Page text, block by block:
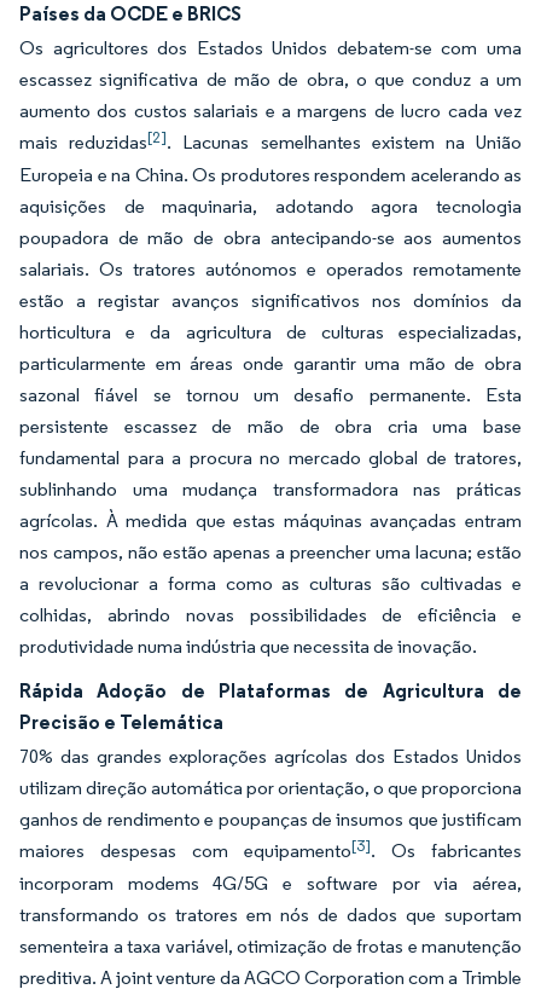
Países da OCDE e BRICS
Os agricultores dos Estados Unidos debatem-se com uma
escassez significativa de mão de obra, o que conduz a um
aumento dos custos salariais e a margens de lucro cada vez
mais reduzidas[2]. Lacunas semelhantes existem na União
Europeia e na China. Os produtores respondem acelerando as
aquisições de maquinaria, adotando agora tecnologia
poupadora de mão de obra antecipando-se aos aumentos
salariais. Os tratores autónomos e operados remotamente
estão a registar avanços significativos nos domínios da
horticultura e da agricultura de culturas especializadas,
particularmente em áreas onde garantir uma mão de obra
sazonal fiável se tornou um desafio permanente. Esta
persistente escassez de mão de obra cria uma base
fundamental para a procura no mercado global de tratores,
sublinhando uma mudança transformadora nas práticas
agrícolas. À medida que estas máquinas avançadas entram
nos campos, não estão apenas a preencher uma lacuna; estão
a revolucionar a forma como as culturas são cultivadas e
colhidas, abrindo novas possibilidades de eficiência e
produtividade numa indústria que necessita de inovação.
Rápida Adoção de Plataformas de Agricultura de
Precisão e Telemática
70% das grandes explorações agrícolas dos Estados Unidos
utilizam direção automática por orientação, o que proporciona
ganhos de rendimento e poupanças de insumos que justificam
maiores despesas com equipamento[3]. Os fabricantes
incorporam modems 4G/5G e software por via aérea,
transformando os tratores em nós de dados que suportam
sementeira a taxa variável, otimização de frotas e manutenção
preditiva. A joint venture da AGCO Corporation com a Trimble